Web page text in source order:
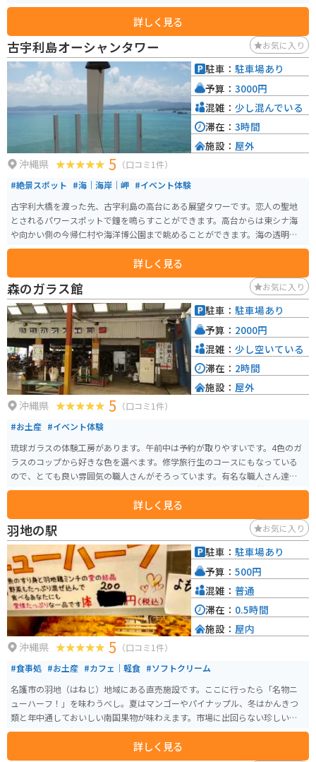
らドライブを楽しめます。
詳しく見る
古宇利島オーシャンタワー お気に入り
沖縄県 5 （口コミ1件）
#絶景スポット #海｜海岸｜岬 #イベント体験
古宇利大橋を渡った先、古宇利島の高台にある展望タワーです。恋人の聖地
とされるパワースポットで鐘を鳴らすことができます。高台からは東シナ海
や向かい側の今帰仁村や海洋博公園まで眺めることができます。海の透明度
も高く、エメラルドグリーンで透き通っています。
詳しく見る
駐車： 駐車場あり
予算： 3000円
混雑： 少し混んでいる
滞在： 3時間
施設： 屋外
森のガラス館 お気に入り
沖縄県 5 （口コミ1件）
#お土産 #イベント体験
琉球ガラスの体験工房があります。午前中は予約が取りやすいです。4色のガ
ラスのコップから好きな色を選べます。修学旅行生のコースにもなっている
ので、とても良い雰囲気の職人さんがそろっています。有名な職人さん達が
指導してくれますので、上手に作れます。作成した琉球ガラスは併設のお土
産屋さんの商品と合わせて自宅まで郵送してくれます。旅の思い出に、写真
撮影を手伝ってくれたりもします。
詳しく見る
駐車： 駐車場あり
予算： 2000円
混雑： 少し空いている
滞在： 2時間
施設： 屋外
羽地の駅 お気に入り
沖縄県 5 （口コミ1件）
#食事処 #お土産 #カフェ｜軽食 #ソフトクリーム
名護市の羽地（はねじ）地域にある直売施設です。ここに行ったら「名物ニ
ューハーフ！」を味わうべし。夏はマンゴーやパイナップル、冬はかんきつ
類と年中通しておいしい南国果物が味わえます。市場に出回らない珍しい果
物もあります。新鮮な羽地のたまご「やんばるたまご」とその親鶏「羽地
鶏」を使った食事やお惣菜も楽しめます。
詳しく見る
駐車： 駐車場あり
予算： 500円
混雑： 普通
滞在： 0.5時間
施設： 屋内